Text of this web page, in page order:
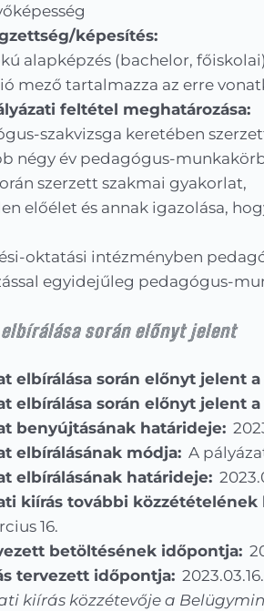
képesítés:
alapképzés (bachelor,
mező tartalmazza az erre
feltétel meghatározása:
szakvizsga keretében
négy év pedagógus-
szerzett szakmai gyakorlat,
előélet és annak igazolása,
oktatási intézményben
egyidejűleg pedagógus-
során előnyt jelent
elbírálása során előnyt jelent
elbírálása során előnyt jelent
benyújtásának határideje:
elbírálásának módja: A
elbírálásának határideje:
kiírás további közzétételének
16.
betöltésének időpontja:
tervezett időpontja: 2023.03.16.
kiírás közzétevője a